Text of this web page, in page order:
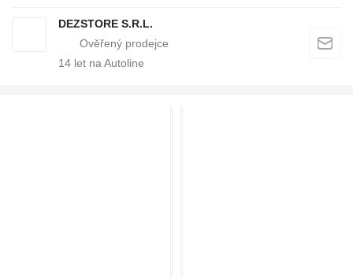
DEZSTORE S.R.L.
14 let na Autoline